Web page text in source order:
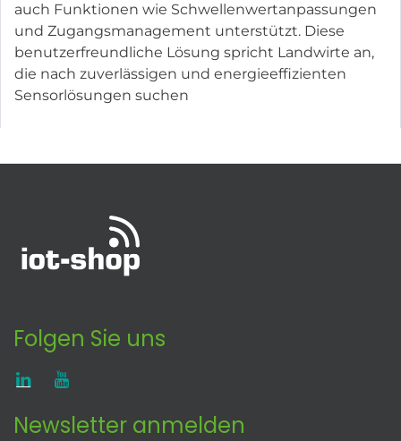
auch Funktionen wie Schwellenwertanpassungen
und Zugangsmanagement unterstützt. Diese
benutzerfreundliche Lösung spricht Landwirte an,
die nach zuverlässigen und energieeffizienten
Sensorlösungen suchen
Folgen Sie uns
Newsletter anmelden